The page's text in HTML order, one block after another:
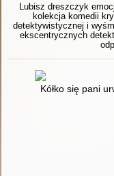
Lubisz dreszczyk
kolekcja komedii
detektywistycznej i
ekscentrycznych
Kółko się pani